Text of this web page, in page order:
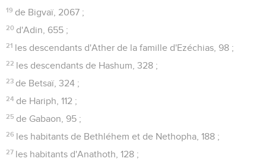
19 de Bigvaï, 2067 ;
20 d'Adin, 655 ;
21 les descendants d'Ather de la famille d'Ezéchias, 98 ;
22 les descendants de Hashum, 328 ;
23 de Betsaï, 324 ;
24 de Hariph, 112 ;
25 de Gabaon, 95 ;
26 les habitants de Bethléhem et de Nethopha, 188 ;
27 les habitants d'Anathoth, 128 ;